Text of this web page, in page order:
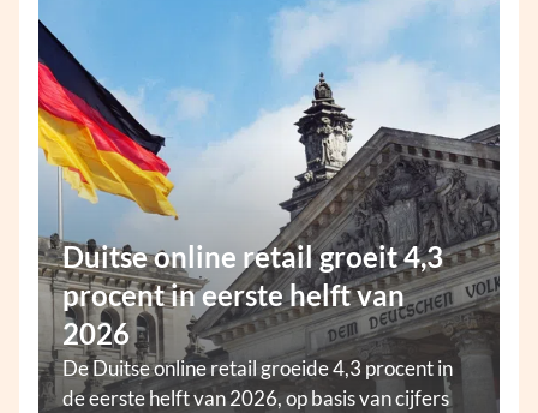
Duitse online retail groeit 4,3
procent in eerste helft van
2026
De Duitse online retail groeide 4,3 procent in
de eerste helft van 2026, op basis van cijfers